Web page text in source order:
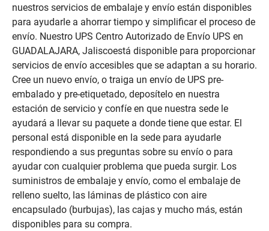
nuestros servicios de embalaje y envío están disponibles
para ayudarle a ahorrar tiempo y simplificar el proceso de
envío. Nuestro UPS Centro Autorizado de Envío UPS en
GUADALAJARA, Jaliscoestá disponible para proporcionar
servicios de envío accesibles que se adaptan a su horario.
Cree un nuevo envío, o traiga un envío de UPS pre-
embalado y pre-etiquetado, deposítelo en nuestra
estación de servicio y confíe en que nuestra sede le
ayudará a llevar su paquete a donde tiene que estar. El
personal está disponible en la sede para ayudarle
respondiendo a sus preguntas sobre su envío o para
ayudar con cualquier problema que pueda surgir. Los
suministros de embalaje y envío, como el embalaje de
relleno suelto, las láminas de plástico con aire
encapsulado (burbujas), las cajas y mucho más, están
disponibles para su compra.